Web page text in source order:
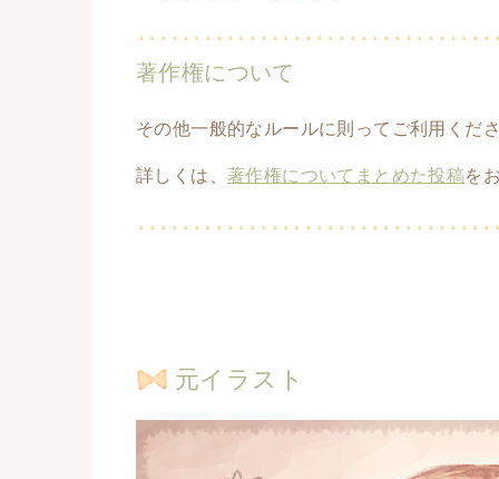
著作権について
その他一般的なルールに則ってご利用くだ
詳しくは、 著作権についてまとめた投稿を
元イラスト